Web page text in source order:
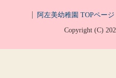
阿左美幼稚園 TOPページ
Copyright (C)